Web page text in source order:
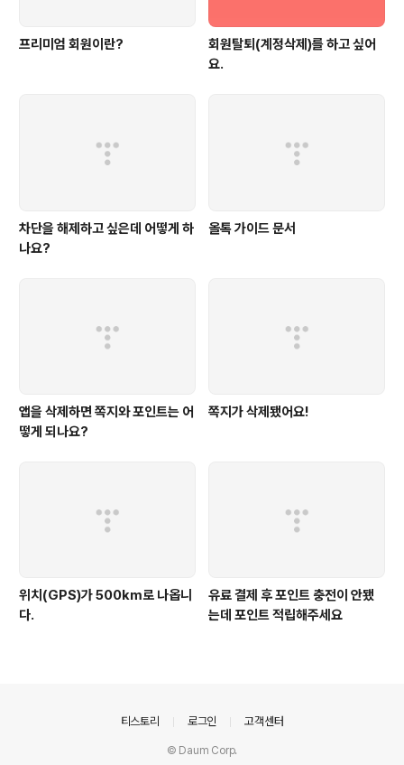
프리미엄 회원이란?
회원탈퇴(계정삭제)를 하고 싶어
요.
차단을 해제하고 싶은데 어떻게 하
나요?
올톡 가이드 문서
앱을 삭제하면 쪽지와 포인트는 어
떻게 되나요?
쪽지가 삭제됐어요!
위치(GPS)가 500km로 나옵니
다.
유료 결제 후 포인트 충전이 안됐
는데 포인트 적립해주세요
티스토리 로그인 고객센터
© Daum Corp.